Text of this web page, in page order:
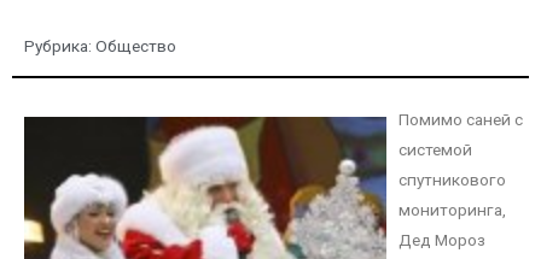
Рубрика: Общество
Помимо саней с
системой
спутникового
мониторинга,
Дед Мороз